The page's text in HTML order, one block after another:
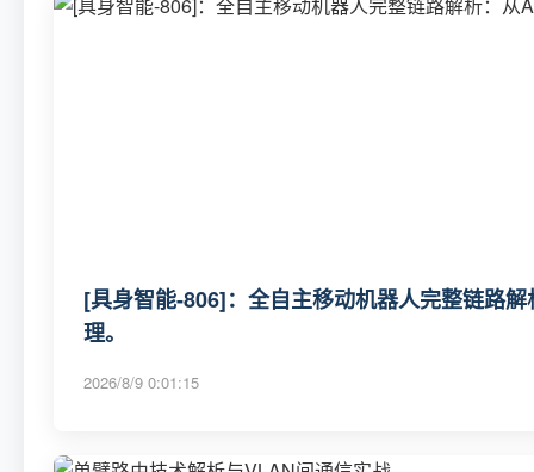
[具身智能-806]：全自主移动机器人完整链路
理。
2026/8/9 0:01:15